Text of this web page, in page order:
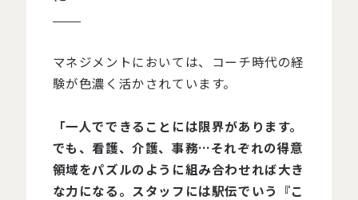
マネジメントにおいては、コーチ時代の経
験が色濃く活かされています。
「一人でできることには限界があります。
でも、看護、介護、事務…それぞれの得意
領域をパズルのように組み合わせれば大き
な力になる。スタッフには駅伝でいう『こ